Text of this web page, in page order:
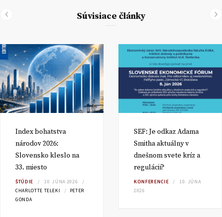
Súvisiace články
Index bohatstva
národov 2026:
Slovensko kleslo na
33. miesto
ŠTÚDIE
10. JÚNA 2026
CHARLOTTE TELEKI
PETER
GONDA
SEF: Je odkaz Adama
Smitha aktuálny v
dnešnom svete kríz a
regulácií?
KONFERENCIE
10. JÚNA
2026